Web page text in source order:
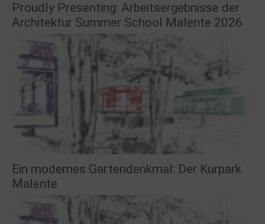
Proudly Presenting: Arbeitsergebnisse der
Architektur Summer School Malente 2026
Ein modernes Gartendenkmal: Der Kurpark
Malente